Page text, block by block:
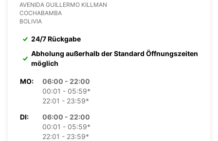
FLUGHAFEN
AVENIDA GUILLERMO KILLMAN
COCHABAMBA
BOLIVIA
24/7 Rückgabe
Abholung außerhalb der Standard Öffnungszeiten
möglich
MO:
06:00 - 22:00
00:01 - 05:59*
22:01 - 23:59*
DI:
06:00 - 22:00
00:01 - 05:59*
22:01 - 23:59*